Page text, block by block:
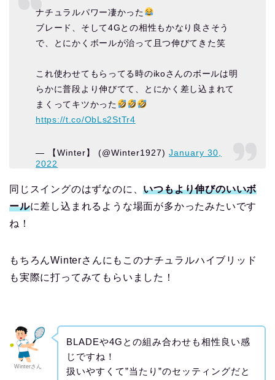
ナチュラルパワー凄かった
ブレード、そして4Gとの相性もかなり良さそう
で、とにかくボールが治って且つ伸びてきた笑
これ使わせてもらってる時のikoさんのボールは明
らかに普段より伸びてて、とにかく差し込まれて
まくってキツかった
https://t.co/ObLs2StTr4
— 【Winter】 (@Winter1927)January 30,
2022
同じスイングのはずなのに、いつもより伸びのいいボ
ールに差し込まれるような場面が多かったみたいです
ね！
もちろんWinterさんにもこのナチュラルハイブリッド
も実際に打ってみてもらいました！
Winterさん
BLADEや4Gとの組み合わせも相性良い感
じですね！
扱いやすくて”当たり”のセッティングだと